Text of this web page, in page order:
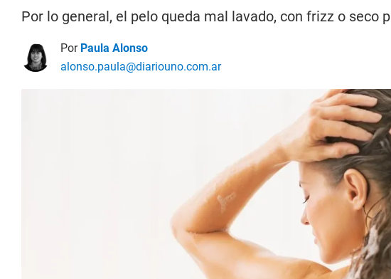
Por lo general, el pelo queda mal lavado, con frizz o
Por Paula Alonso
alonso.paula@diariouno.com.ar